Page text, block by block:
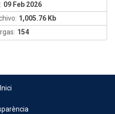
09 Feb 2026
1,005.76 Kb
154
Inici